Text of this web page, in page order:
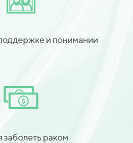
и понимании
заболеть раком